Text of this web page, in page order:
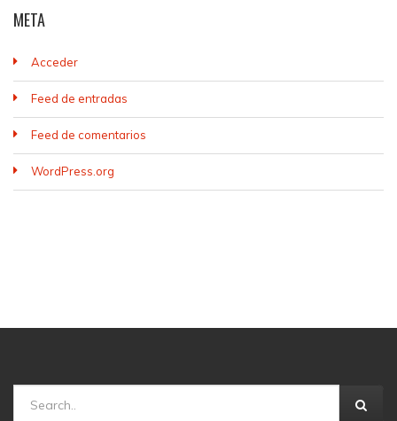
META
Acceder
Feed de entradas
Feed de comentarios
WordPress.org